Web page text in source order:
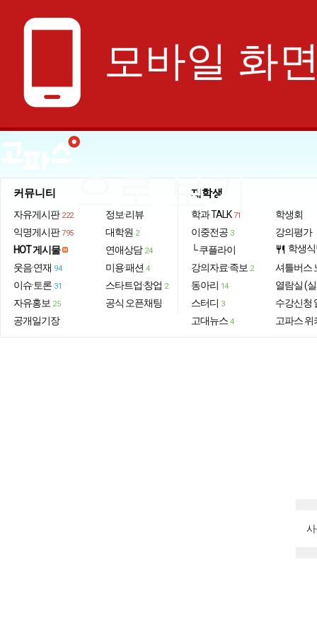
phone_android 모바일 화
으로 보기
커뮤니티
자유게시판 222
익명게시판 795
HOT 게시물
웃음·연재 94
이슈·토론 31
자유홍보 25
공개일기장
정보·리뷰
대학원 2
연애상담 24
미용·패션 4
스타트업·창업 2
공식 오픈채팅
재학생
학과 TALK 71
이중전공 3
└ 쿠플라이
강의자료·족보 2
동아리 14
스터디 3
고대뉴스 4
학생회
강의평가
restaurant 학생
셔틀버스
열람실 (
수강신청
고파스 위